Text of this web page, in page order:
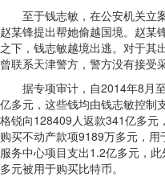
至于钱志敏，在公安机关立
赵某锋提出帮她偷越国境。赵某
之下，钱志敏越境出逃。对于其
曾联系天津警方，警方没有接受采
据专项审计，自2014年8月至
亿多元，这些钱均由钱志敏控制
格锐向128409人返款341亿多元
购买不动产款项9189万多元，
服务中心项目支出1.2亿多元，
多元被用于购买比特币。